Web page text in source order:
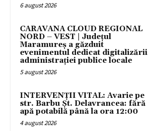
6 august 2026
CARAVANA CLOUD REGIONAL
NORD – VEST | Județul
Maramureș a găzduit
evenimentul dedicat digitalizării
administrației publice locale
5 august 2026
INTERVENȚII VITAL: Avarie pe
str. Barbu Șt. Delavrancea: fără
apă potabilă până la ora 12:00
4 august 2026